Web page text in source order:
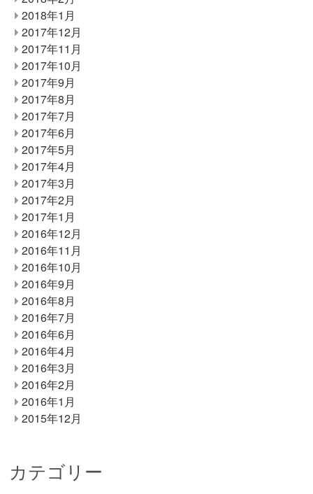
2018年1月
2017年12月
2017年11月
2017年10月
2017年9月
2017年8月
2017年7月
2017年6月
2017年5月
2017年4月
2017年3月
2017年2月
2017年1月
2016年12月
2016年11月
2016年10月
2016年9月
2016年8月
2016年7月
2016年6月
2016年4月
2016年3月
2016年2月
2016年1月
2015年12月
カテゴリー